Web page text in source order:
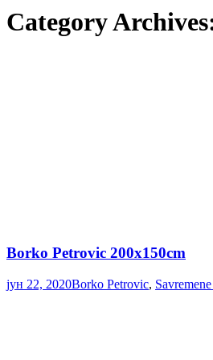
Category
Borko Petrovic 200x150cm
јун 22, 2020Borko Petrovic,